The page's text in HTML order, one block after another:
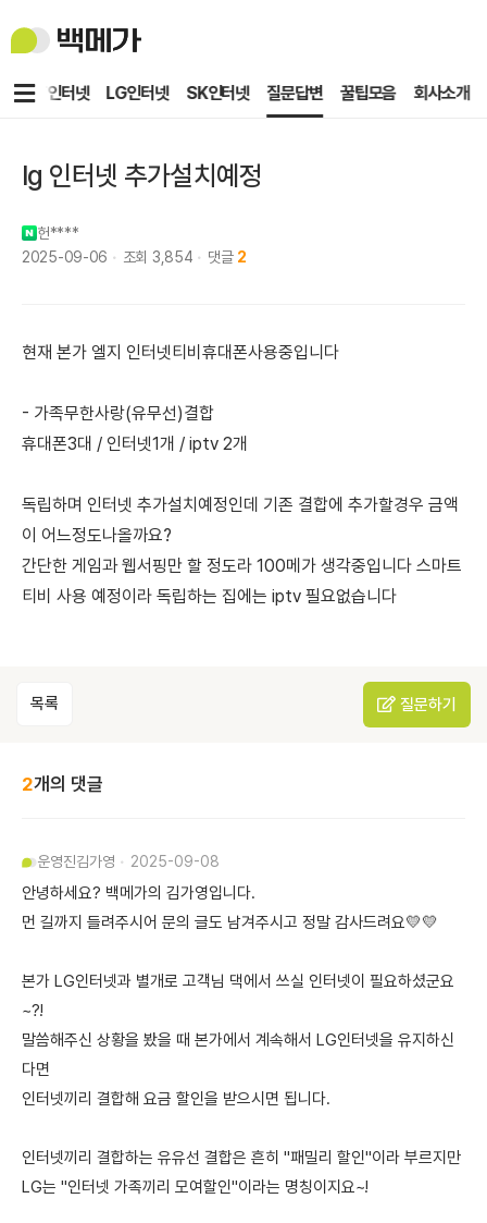
백
메
KT인터넷 LG인터넷 SK인터넷 질문답변 꿀팁모음 회사소개
메
lg 인터넷 추가설치예정
헌****
2025-09-06
조회 3,854 댓글 2
현재 본가 엘지 인터넷티비휴대폰사용중입니다
- 가족무한사랑(유무선)결합
휴대폰3대 / 인터넷1개 / iptv 2개
독립하며 인터넷 추가설치예정인데 기존 결합에 추가할경우 금액
이 어느정도나올까요?
간단한 게임과 웹서핑만 할 정도라 100메가 생각중입니다 스마트
티비 사용 예정이라 독립하는 집에는 iptv 필요없습니다
목록 질문하기
2개의 댓글
운영진김가영 2025-09-08
안녕하세요? 백메가의 김가영입니다.
먼 길까지 들려주시어 문의 글도 남겨주시고 정말 감사드려요💛💛
본가 LG인터넷과 별개로 고객님 댁에서 쓰실 인터넷이 필요하셨군요
~?!
말씀해주신 상황을 봤을 때 본가에서 계속해서 LG인터넷을 유지하신
다면
인터넷끼리 결합해 요금 할인을 받으시면 됩니다.
인터넷끼리 결합하는 유유선 결합은 흔히 "패밀리 할인"이라 부르지만
LG는 "인터넷 가족끼리 모여할인"이라는 명칭이지요~!